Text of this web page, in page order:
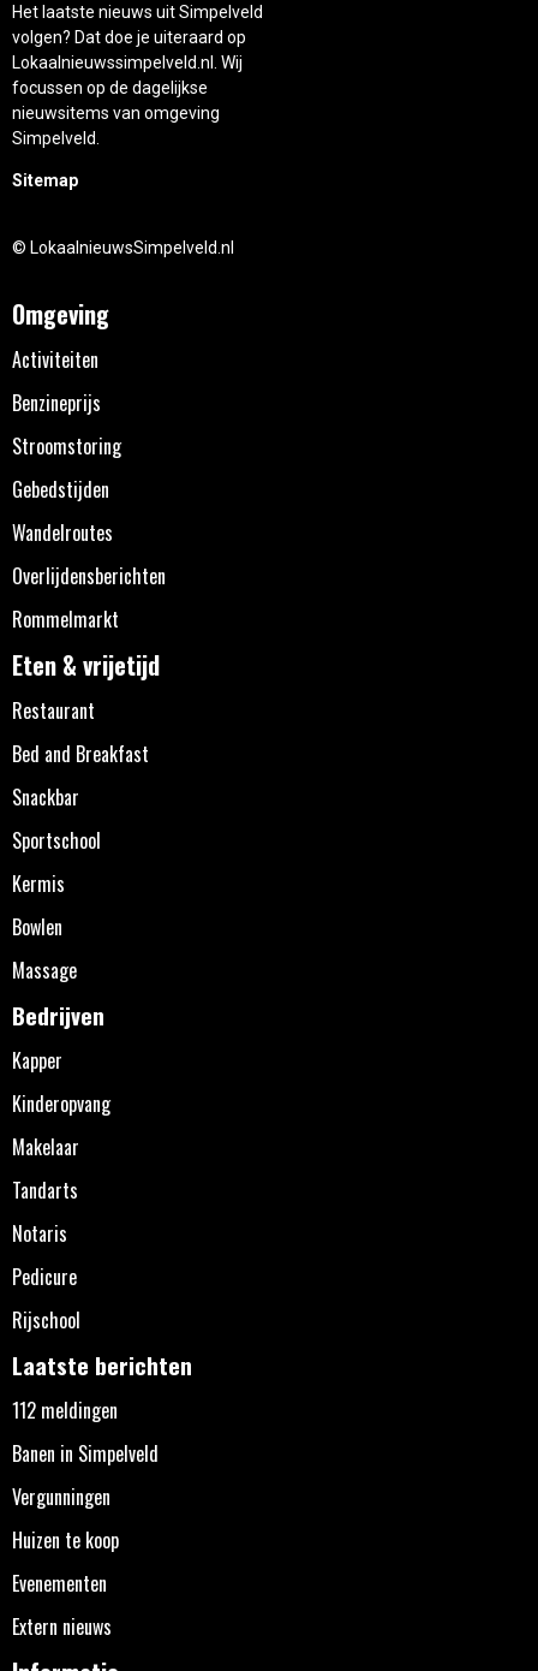
Het laatste nieuws uit Simpelveld
volgen? Dat doe je uiteraard op
Lokaalnieuwssimpelveld.nl. Wij
focussen op de dagelijkse
nieuwsitems van omgeving
Simpelveld.
Sitemap
© LokaalnieuwsSimpelveld.nl
Omgeving
Activiteiten
Benzineprijs
Stroomstoring
Gebedstijden
Wandelroutes
Overlijdensberichten
Rommelmarkt
Eten & vrijetijd
Restaurant
Bed and Breakfast
Snackbar
Sportschool
Kermis
Bowlen
Massage
Bedrijven
Kapper
Kinderopvang
Makelaar
Tandarts
Notaris
Pedicure
Rijschool
Laatste berichten
112 meldingen
Banen in Simpelveld
Vergunningen
Huizen te koop
Evenementen
Extern nieuws